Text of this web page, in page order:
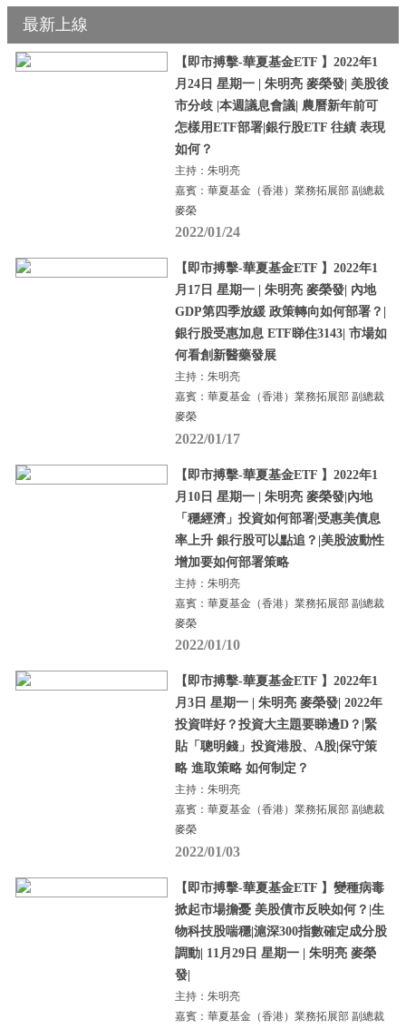
最新上線
【即市搏擊-華夏基金ETF 】2022年1
月24日 星期一 | 朱明亮 麥榮發| 美股後
市分歧 |本週議息會議| 農曆新年前可
怎樣用ETF部署|銀行股ETF 往績 表現
如何？
主持：朱明亮
嘉賓：華夏基金（香港）業務拓展部 副總裁
麥榮
2022/01/24
【即市搏擊-華夏基金ETF 】2022年1
月17日 星期一 | 朱明亮 麥榮發| 內地
GDP第四季放緩 政策轉向如何部署？|
銀行股受惠加息 ETF睇住3143| 市場如
何看創新醫藥發展
主持：朱明亮
嘉賓：華夏基金（香港）業務拓展部 副總裁
麥榮
2022/01/17
【即市搏擊-華夏基金ETF 】2022年1
月10日 星期一 | 朱明亮 麥榮發|內地
「穩經濟」投資如何部署|受惠美債息
率上升 銀行股可以點追？|美股波動性
增加要如何部署策略
主持：朱明亮
嘉賓：華夏基金（香港）業務拓展部 副總裁
麥榮
2022/01/10
【即市搏擊-華夏基金ETF 】2022年1
月3日 星期一 | 朱明亮 麥榮發| 2022年
投資咩好？投資大主題要睇邊D？|緊
貼「聰明錢」投資港股、A股|保守策
略 進取策略 如何制定？
主持：朱明亮
嘉賓：華夏基金（香港）業務拓展部 副總裁
麥榮
2022/01/03
【即市搏擊-華夏基金ETF 】變種病毒
掀起市場擔憂 美股債市反映如何？|生
物科技股喘穩|滬深300指數確定成分股
調動| 11月29日 星期一 | 朱明亮 麥榮
發|
主持：朱明亮
嘉賓：華夏基金（香港）業務拓展部 副總裁